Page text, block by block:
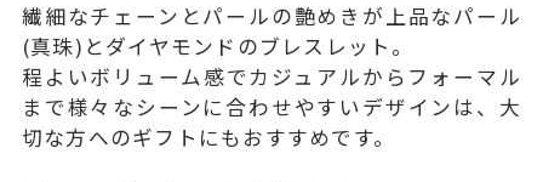
繊細なチェーンとパールの艶めきが上品なパール
(真珠)とダイヤモンドのブレスレット。
程よいボリューム感でカジュアルからフォーマル
まで様々なシーンに合わせやすいデザインは、大
切な方へのギフトにもおすすめです。